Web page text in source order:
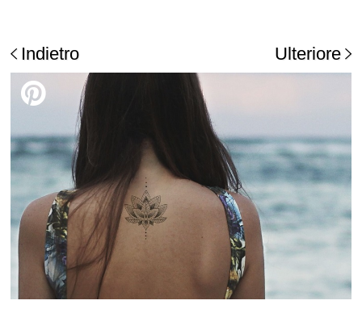
Indietro Ulteriore